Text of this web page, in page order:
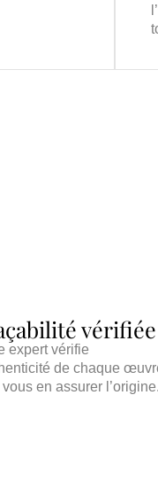
vérifiée
expert vérifie
de chaque
en assurer l’origine.